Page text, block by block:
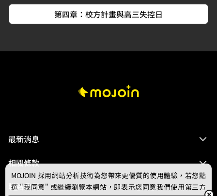
第四章：校方計畫與高三失控日
最新消息
相關條款
聯絡我們
MOJOIN 採用網站分析技術為您帶來更優質的使用體驗，若您點
選 "我同意" 或繼續瀏覽本網站，即表示您同意我們使用第三方